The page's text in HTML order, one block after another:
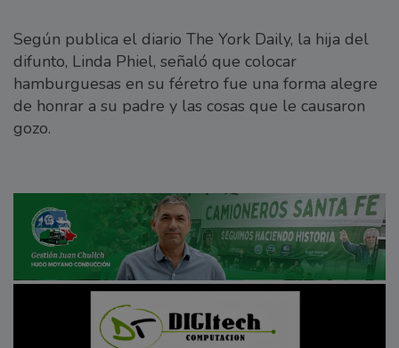
Según publica el diario The York Daily, la hija del
difunto, Linda Phiel, señaló que colocar
hamburguesas en su féretro fue una forma alegre
de honrar a su padre y las cosas que le causaron
gozo.